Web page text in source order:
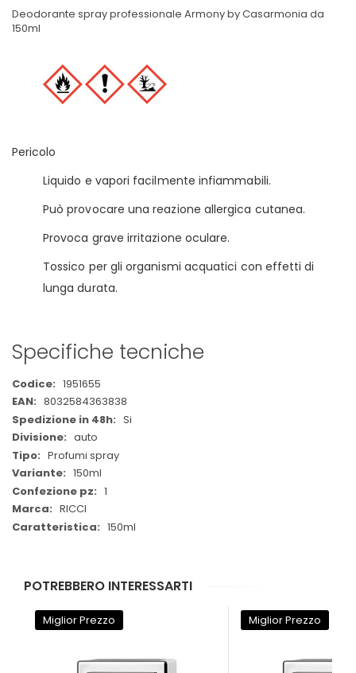
Deodorante spray professionale Armony by Casarmonia da
150ml
Pericolo
Liquido e vapori facilmente infiammabili.
Può provocare una reazione allergica cutanea.
Provoca grave irritazione oculare.
Tossico per gli organismi acquatici con effetti di
lunga durata.
Specifiche tecniche
Maggiori
Informazioni
1951655
8032584363838
Si
auto
Profumi spray
150ml
1
RICCI
150ml
POTREBBERO INTERESSARTI
Miglior Prezzo Miglior Prezzo